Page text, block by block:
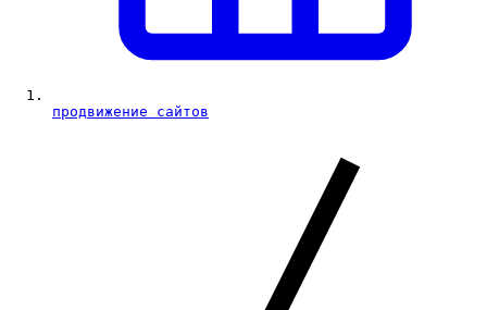
продвижение сайтов